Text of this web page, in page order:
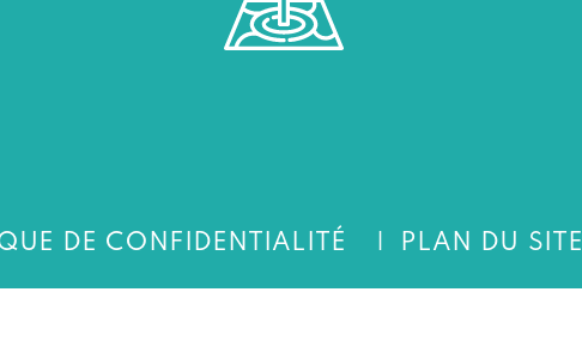
DE CONFIDENTIALITÉ PLAN DU SITE